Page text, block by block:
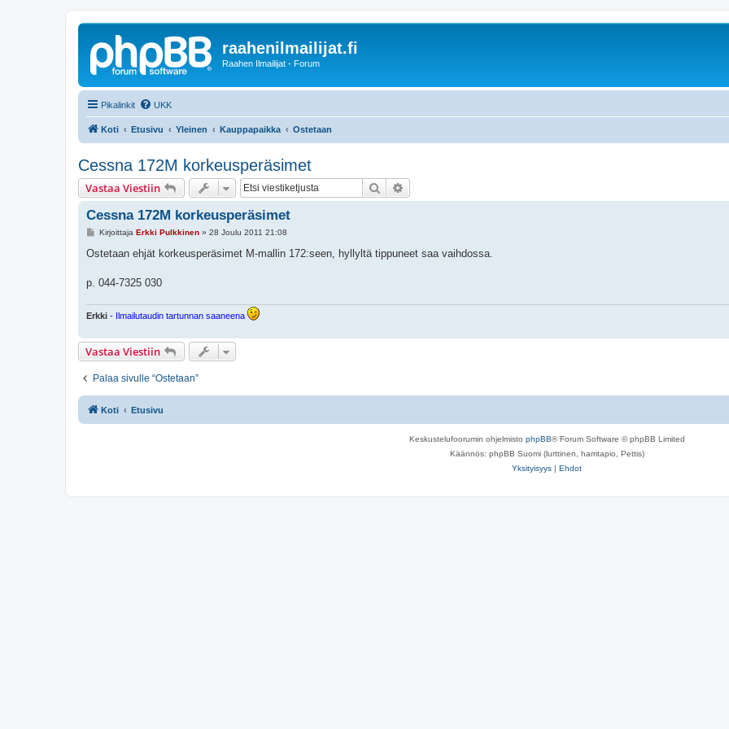
raahenilmailijat.fi
Raahen Ilmailijat - Forum
Pikalinkit UKK
Koti Etusivu Yleinen Kauppapaikka Ostetaan
Cessna 172M korkeusperäsimet
Vastaa Viestiin Etsi
Cessna 172M korkeusperäsimet
V
e
Kirjoittaja Erkki Pulkkinen» 28 Joulu 2011 21:08
Ostetaan ehjät korkeusperäsimet M-mallin 172:seen, hyllyltä tippuneet saa vaihdossa.
p. 044-7325 030
Erkki - Ilmailutaudin tartunnan saaneena
Vastaa Viestiin
Palaa sivulle “Ostetaan”
Koti Etusivu
Keskustelufoorumin ohjelmisto phpBB® Forum Software © phpBB Limited
Käännös: phpBB Suomi (lurttinen, harritapio, Pettis)
Yksityisyys | Ehdot